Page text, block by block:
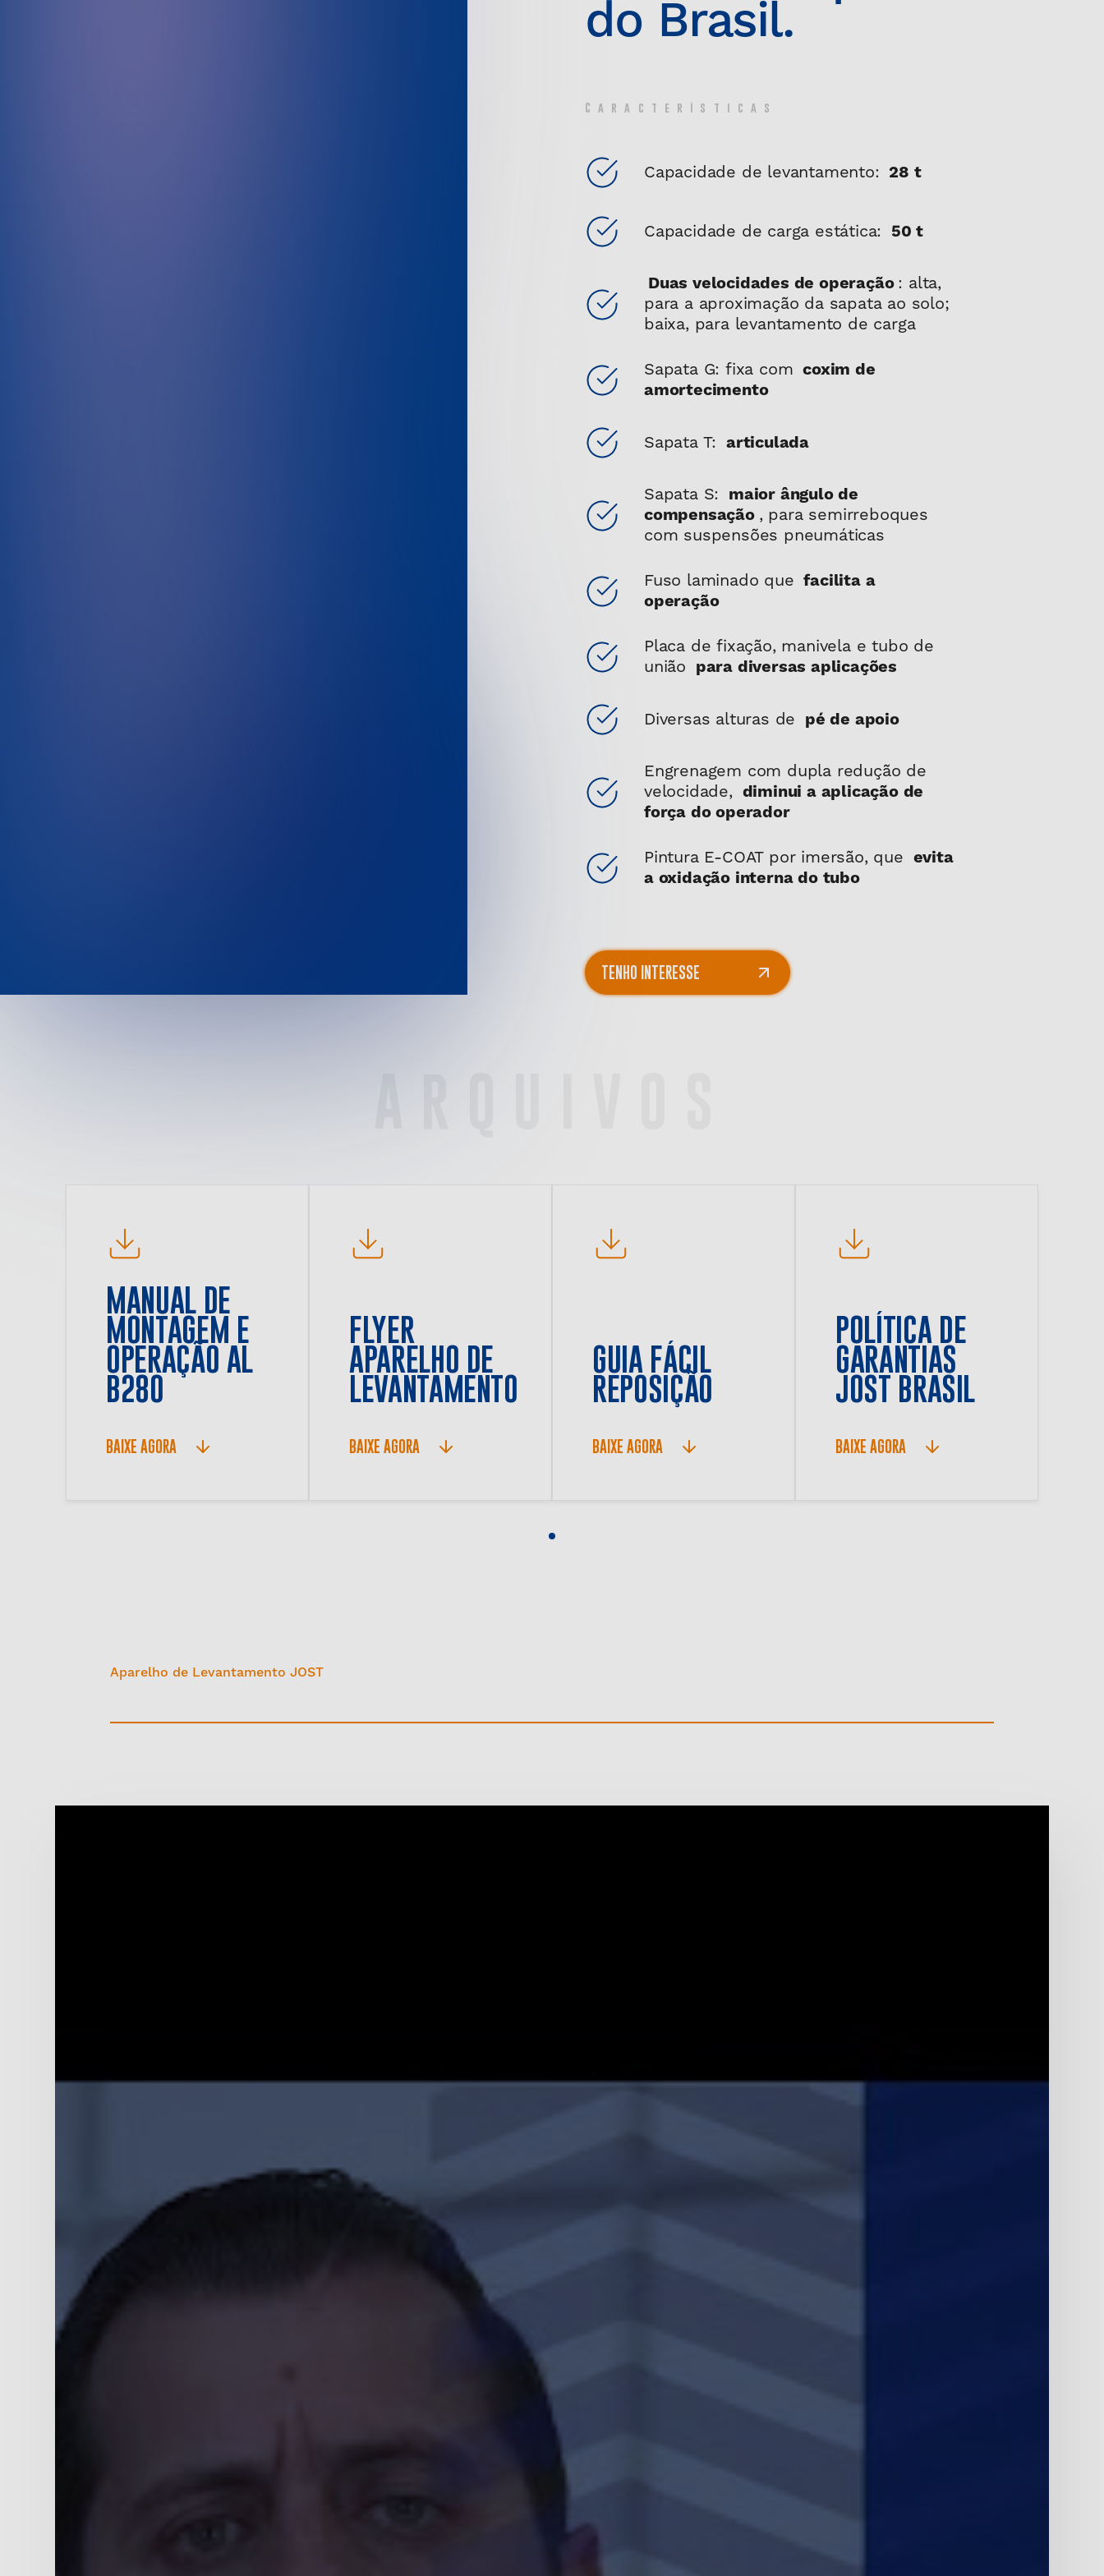
do Brasil.
Características
Capacidade de levantamento: 28 t
Capacidade de carga estática: 50 t
Duas velocidades de operação : alta,
para a aproximação da sapata ao solo;
baixa, para levantamento de carga
Sapata G: fixa com coxim de
amortecimento
Sapata T: articulada
Sapata S: maior ângulo de
compensação , para semirreboques
com suspensões pneumáticas
Fuso laminado que facilita a
operação
Placa de fixação, manivela e tubo de
união para diversas aplicações
Diversas alturas de pé de apoio
Engrenagem com dupla redução de
velocidade, diminui a aplicação de
força do operador
Pintura E-COAT por imersão, que evita
a oxidação interna do tubo
TENHO INTERESSE
ARQUIVOS
MANUAL DE
MONTAGEM E
OPERAÇÃO AL
B280
BAIXE AGORA
FLYER
APARELHO DE
LEVANTAMENTO
BAIXE AGORA
GUIA FÁCIL
REPOSIÇÃO
BAIXE AGORA
POLÍTICA DE
GARANTIAS
JOST BRASIL
BAIXE AGORA
Aparelho de Levantamento JOST